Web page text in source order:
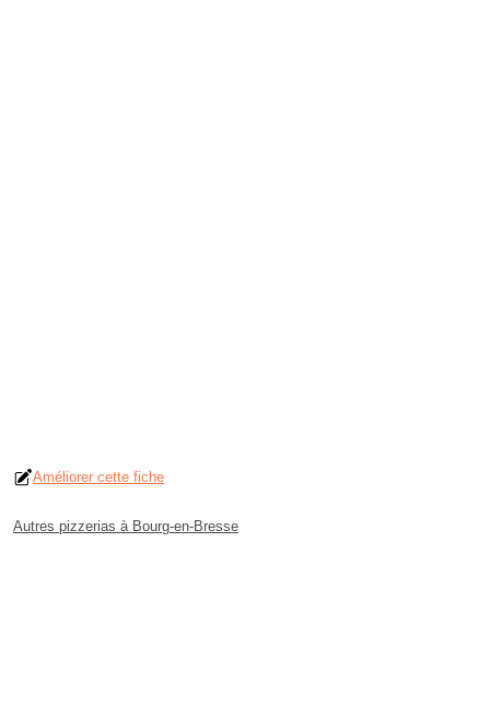
Améliorer cette fiche
Autres pizzerias à Bourg-en-Bresse